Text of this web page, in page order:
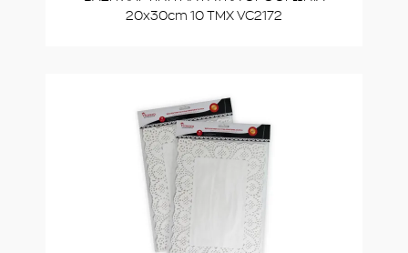
20x30cm 10 ΤΜΧ VC2172